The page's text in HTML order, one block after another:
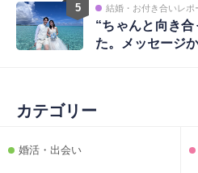
5 結婚・お付き合いレポ
“ちゃんと向き合
た。メッセージ
カテゴリー
婚活・出会い